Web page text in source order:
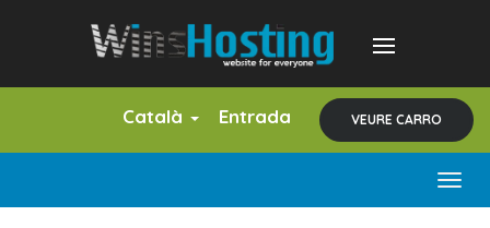
Català Entrada VEURE CARRO